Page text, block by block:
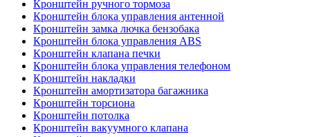
Кронштейн ручного тормоза
Кронштейн блока управления антенной
Кронштейн замка лючка бензобака
Кронштейн блока управления ABS
Кронштейн клапана печки
Кронштейн блока управления телефоном
Кронштейн накладки
Кронштейн амортизатора багажника
Кронштейн торсиона
Кронштейн потолка
Кронштейн вакуумного клапана